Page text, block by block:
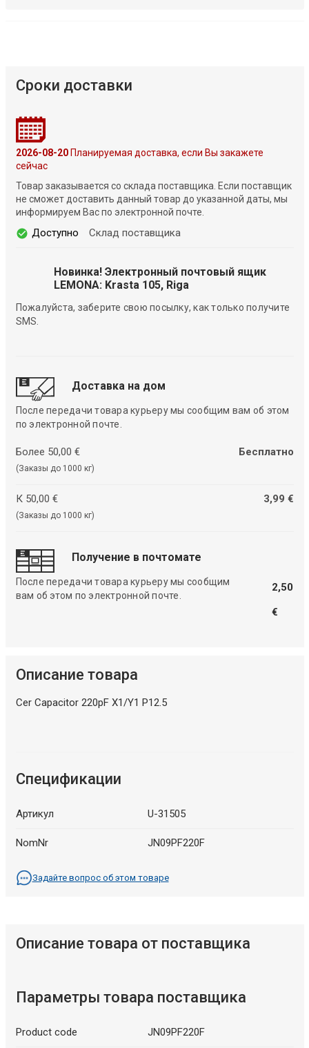
Сроки доставки
2026-08-20Планируемая доставка, если Вы закажете
сейчас
Товар заказывается со склада поставщика. Если поставщик
не сможет доставить данный товар до указанной даты, мы
информируем Вас по электронной почте.
Доступно Склад поставщика
Новинка! Электронный почтовый ящик
LEMONA: Krasta 105, Riga
Пожалуйста, заберите свою посылку, как только получите
SMS.
Доставка на дом
После передачи товара курьеру мы сообщим вам об этом
по электронной почте.
Более 50,00 €
(Заказы до 1000 кг)
Бесплатно
К 50,00 €
(Заказы до 1000 кг)
3,99 €
Получение в почтомате
После передачи товара курьеру мы сообщим
вам об этом по электронной почте.
2,50
€
Описание товара
Cer Capacitor 220pF X1/Y1 P12.5
Спецификации
Артикул U-31505
NomNr JN09PF220F
Задайте вопрос об этом товаре
Описание товара от поставщика
Параметры товара поставщика
Product code JN09PF220F